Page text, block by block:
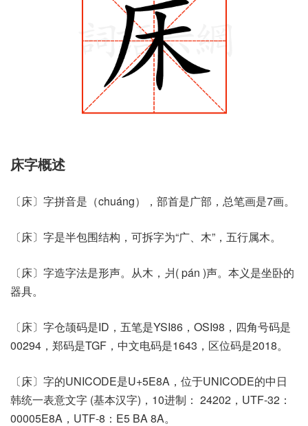
床字概述
〔床〕字拼音是（chuáng），部首是广部，总笔画是7画。
〔床〕字是半包围结构，可拆字为“广、木”，五行属木。
〔床〕字造字法是形声。从木，爿( pán )声。本义是坐卧的
器具。
〔床〕字仓颉码是ID，五笔是YSI86，OSI98，四角号码是
00294，郑码是TGF，中文电码是1643，区位码是2018。
〔床〕字的UNICODE是U+5E8A，位于UNICODE的中日
韩统一表意文字 (基本汉字)，10进制： 24202，UTF-32：
00005E8A，UTF-8：E5 BA 8A。